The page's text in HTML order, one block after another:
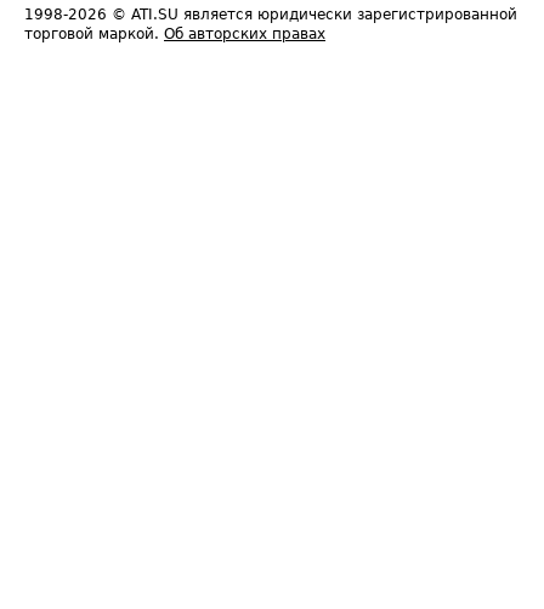
1998-2026 © ATI.SU является юридически зарегистрированной
торговой маркой. Об авторских правах